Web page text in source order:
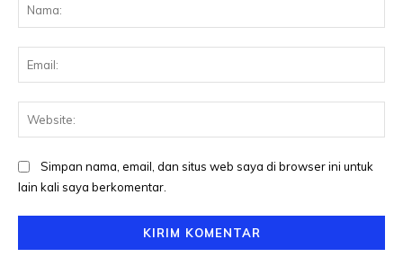
Simpan nama, email, dan situs web saya di browser ini untuk
lain kali saya berkomentar.